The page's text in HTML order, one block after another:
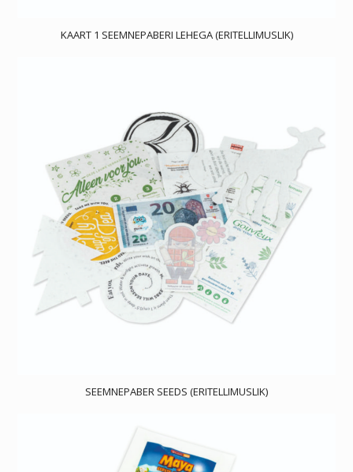
KAART 1 SEEMNEPABERI LEHEGA (ERITELLIMUSLIK)
SEEMNEPABER SEEDS (ERITELLIMUSLIK)